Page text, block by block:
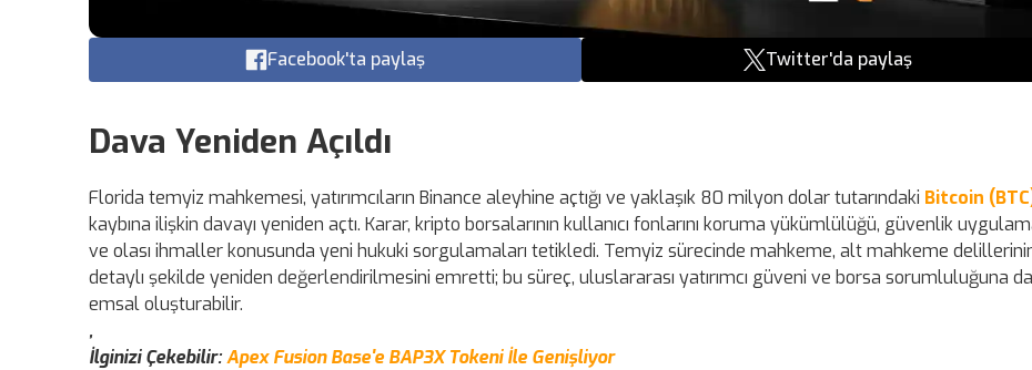
Facebook'ta paylaş Twitter'da paylaş
Dava Yeniden Açıldı
Florida temyiz mahkemesi, yatırımcıların Binance aleyhine açtığı ve yaklaşık 80 milyon dolar tutarındaki Bitcoin
kaybına ilişkin davayı yeniden açtı. Karar, kripto borsalarının kullanıcı fonlarını koruma yükümlülüğü, güvenlik
ve olası ihmaller konusunda yeni hukuki sorgulamaları tetikledi. Temyiz sürecinde mahkeme, alt mahkeme
detaylı şekilde yeniden değerlendirilmesini emretti; bu süreç, uluslararası yatırımcı güveni ve borsa sorumluluğuna
emsal oluşturabilir.
,
İlginizi Çekebilir:Apex Fusion Base'e BAP3X Tokeni İle Genişliyor